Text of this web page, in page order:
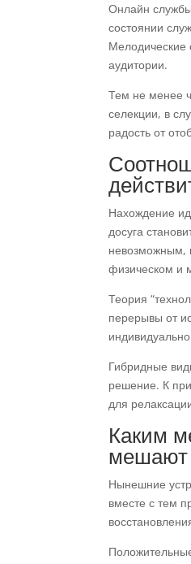
Онлайн
состоянии
Мелодические
аудитории.
Тем не менее
селекции, в
радость от
Нахождение
досуга
невозможным,
физическом и
Теория
перерывы от
Гибридные
решение. К
для
Каким
мешают
Нынешние
вместе с тем